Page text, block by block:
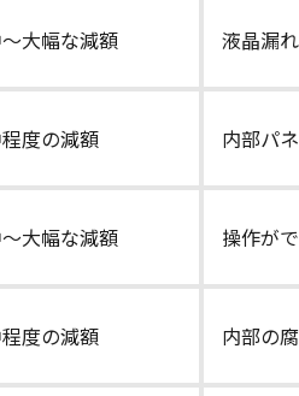
大幅な減額 液晶漏
度の減額 内部パ
大幅な減額 操作が
度の減額 内部の